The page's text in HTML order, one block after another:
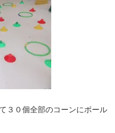
３０個全部のコーンにボール